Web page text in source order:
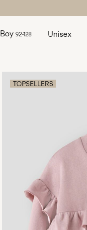
Boy 92-128 Unisex
TOPSELLERS